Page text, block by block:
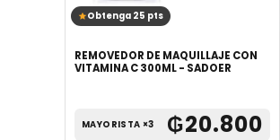
Obtenga 25 pts
REMOVEDOR DE MAQUILLAJE CON
VITAMINA C 300ML - SADOER
MAYORISTA ×3 ₲20.800